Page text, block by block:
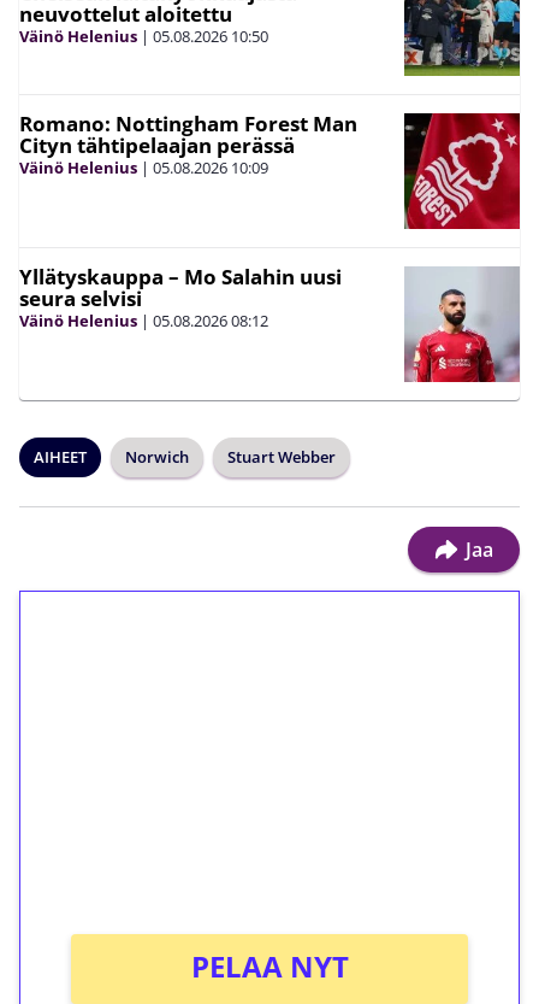
neuvottelut aloitettu
Väinö Helenius | 05.08.2026 10:50
Romano: Nottingham Forest Man
Cityn tähtipelaajan perässä
Väinö Helenius | 05.08.2026 10:09
Yllätyskauppa – Mo Salahin uusi
seura selvisi
Väinö Helenius | 05.08.202608:12
AIHEET Norwich Stuart Webber
Jaa
PELAA NYT